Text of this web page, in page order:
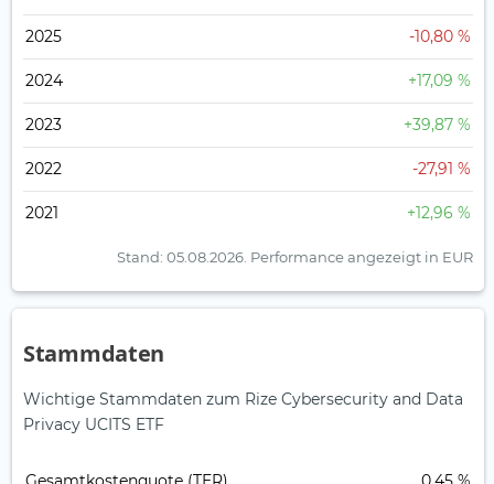
2025 -10,80 %
2024 +17,09 %
2023 +39,87 %
2022 -27,91 %
2021 +12,96 %
Stand: 05.08.2026. Performance angezeigt in EUR
Stammdaten
Wichtige Stammdaten zum Rize Cybersecurity and Data
Privacy UCITS ETF